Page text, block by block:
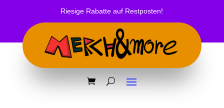
Riesige Rabatte auf Restposten!